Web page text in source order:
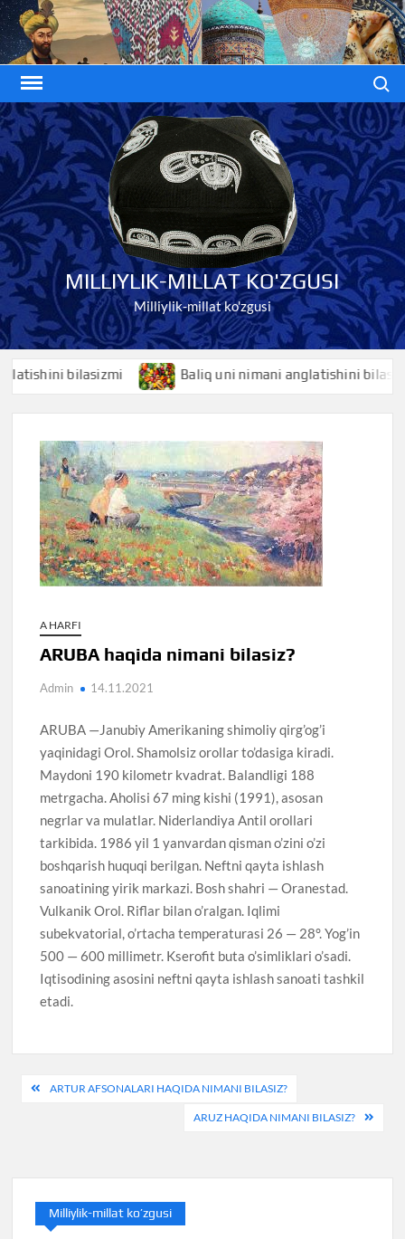
Skip
to
content
MILLIYLIK-MILLAT KO'ZGUSI
Milliylik-millat ko'zgusi
bilasizmi Baliq uni nimani anglatishini bilasizmi
A HARFI
ARUBA haqida nimani bilasiz?
Admin 14.11.2021
ARUBA —Janubiy Amerikaning shimoliy qirg’og’i
yaqinidagi Orol. Shamolsiz orollar to’dasiga kiradi.
Maydoni 190 kilometr kvadrat. Balandligi 188
metrgacha. Aholisi 67 ming kishi (1991), asosan
negrlar va mulatlar. Niderlandiya Antil orollari
tarkibida. 1986 yil 1 yanvardan qisman o’zini o’zi
boshqarish huquqi berilgan. Neftni qayta ishlash
sanoatining yirik markazi. Bosh shahri — Oranestad.
Vulkanik Orol. Riflar bilan o’ralgan. Iqlimi
subekvatorial, o’rtacha temperaturasi 26 — 28°. Yog’in
500 — 600 millimetr. Kserofit buta o’simliklari o’sadi.
Iqtisodining asosini neftni qayta ishlash sanoati tashkil
etadi.
PostARTUR AFSONALARI HAQIDA NIMANI BILASIZ?
ARUZ HAQIDA NIMANI BILASIZ?
Milliylik-millat ko’zgusi